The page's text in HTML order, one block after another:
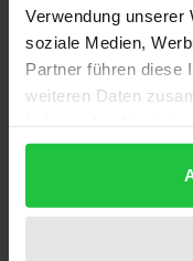
Verwendung unserer
soziale Medien,
Partner führen diese
weiteren Daten
gesammelt haben.
Monographie vor,
Mai 2004
Ebenfalls Neuland
Darstellung und
Vorbeitritts- und
Auswirkungen auf